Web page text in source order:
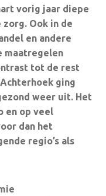
vorig jaar diepe
zorg. Ook in de
en andere
maatregelen
tot de rest
ging
weer uit. Het
en op veel
dan het
regio’s als